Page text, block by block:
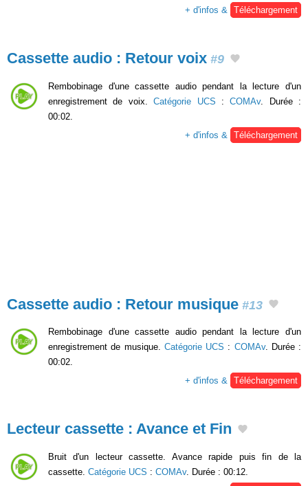
+ d'infos &
Téléchargement
Cassette audio : Retour voix #9
Rembobinage d'une cassette audio pendant la lecture d'un
enregistrement de voix.Catégorie UCS :COMAv. Durée :
00:02.
+ d'infos &
Téléchargement
Cassette audio : Retour musique #13
Rembobinage d'une cassette audio pendant la lecture d'un
enregistrement de musique. Catégorie UCS : COMAv. Durée :
00:02.
+ d'infos & Téléchargement
Lecteur cassette : Avance et Fin
Bruit d'un lecteur cassette. Avance rapide puis fin de la
cassette. Catégorie UCS : COMAv. Durée : 00:12.